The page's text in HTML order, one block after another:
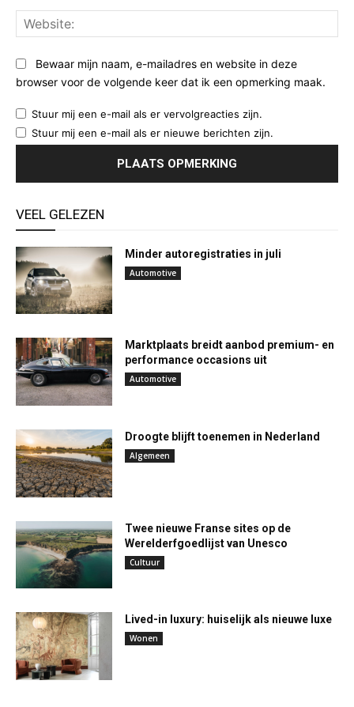
Bewaar mijn naam, e-mailadres en website in deze
browser voor de volgende keer dat ik een opmerking maak.
Stuur mij een e-mail als er vervolgreacties zijn.
Stuur mij een e-mail als er nieuwe berichten zijn.
VEEL GELEZEN
Minder autoregistraties in juli
Automotive
Marktplaats breidt aanbod premium- en
performance occasions uit
Automotive
Droogte blijft toenemen in Nederland
Algemeen
Twee nieuwe Franse sites op de
Werelderfgoedlijst van Unesco
Cultuur
Lived-in luxury: huiselijk als nieuwe luxe
Wonen